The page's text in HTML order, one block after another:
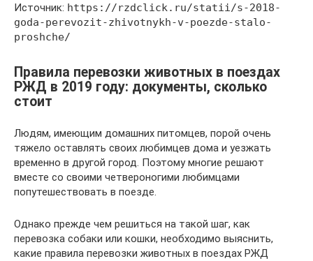
Источник: https://rzdclick.ru/statii/s-2018-
goda-perevozit-zhivotnykh-v-poezde-stalo-
proshche/
Правила перевозки животных в поездах
РЖД в 2019 году: документы, сколько
стоит
Людям, имеющим домашних питомцев, порой очень
тяжело оставлять своих любимцев дома и уезжать
временно в другой город. Поэтому многие решают
вместе со своими четвероногими любимцами
попутешествовать в поезде.
Однако прежде чем решиться на такой шаг, как
перевозка собаки или кошки, необходимо выяснить,
какие правила перевозки животных в поездах РЖД